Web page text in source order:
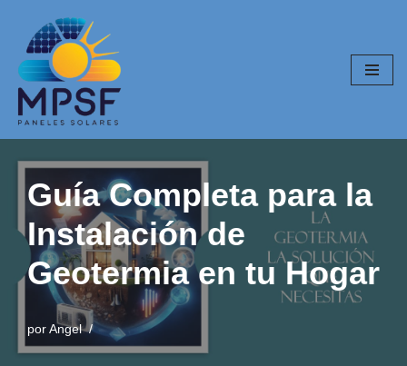
Saltar
al
contenido
Guía Completa para la
Instalación de
Geotermia en tu Hogar
por Angel